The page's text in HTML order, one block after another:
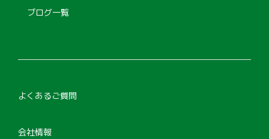
ブログ一覧
よくあるご質問
会社情報